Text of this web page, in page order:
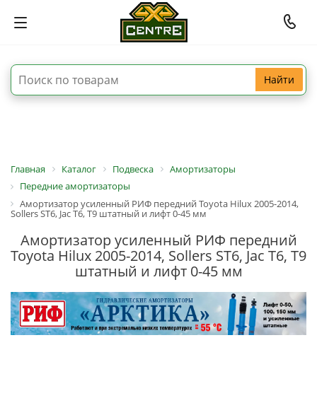
Найти
Главная Каталог Подвеска
Амортизаторы
Передние амортизаторы
Амортизатор усиленный РИФ передний Toyota Hilux 2005-2014,
Sollers ST6, Jac T6, T9 штатный и лифт 0-45 мм
Амортизатор усиленный РИФ передний
Toyota Hilux 2005-2014, Sollers ST6, Jac T6, T9
штатный и лифт 0-45 мм